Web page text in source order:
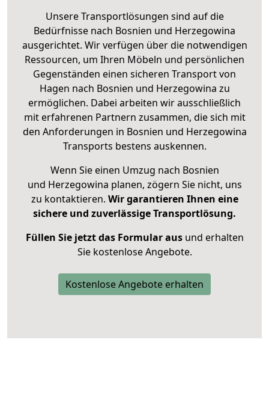
Unsere Transportlösungen sind auf die
Bedürfnisse nach Bosnien und Herzegowina
ausgerichtet. Wir verfügen über die notwendigen
Ressourcen, um Ihren Möbeln und persönlichen
Gegenständen einen sicheren Transport von
Hagen nach Bosnien und Herzegowina zu
ermöglichen. Dabei arbeiten wir ausschließlich
mit erfahrenen Partnern zusammen, die sich mit
den Anforderungen in Bosnien und Herzegowina
Transports bestens auskennen.
Wenn Sie einen Umzug nach Bosnien
und Herzegowina planen, zögern Sie nicht, uns
zu kontaktieren. Wir garantieren Ihnen eine
sichere und zuverlässige Transportlösung.
Füllen Sie jetzt das Formular ausund erhalten
Sie kostenlose Angebote.
Kostenlose Angebote erhalten